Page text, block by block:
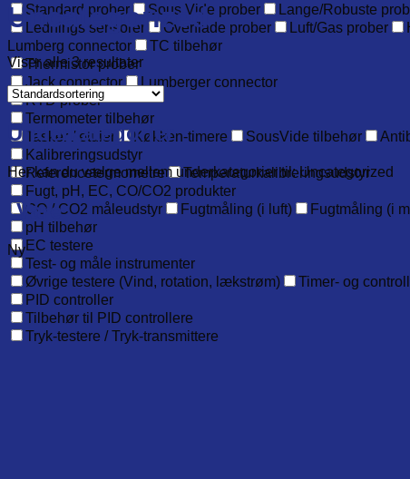
Standard prober
Sous Vide prober
Lange/Robuste
Lednings sensorer
Overflade prober Luft/Gas prober
Lumberg connector
TC tilbehør
Thermistor prober
Jack connector
Lumberger connector
RTD prober
Termometer tilbehør
Tasker / etuier
Køkken-timere SousVide tilbehør
Kalibreringsudstyr
Referencetermometre
Temperaturkalibreringsudstyr
Fugt, pH, EC, CO/CO2 produkter
CO / CO2 måleudstyr
Fugtmåling (i luft) Fugtmåling (i
pH tilbehør
EC testere
Test- og måle instrumenter
Øvrige testere (Vind, rotation, lækstrøm)
Timer- og
PID controller
Tilbehør til PID controllere
Tryk-testere / Tryk-transmittere
Uncategorized
Viser alle 3 resultater
Underkategorier
Her kan du vælge mellem underkategorier til: Uncategorized
Vare
Ny